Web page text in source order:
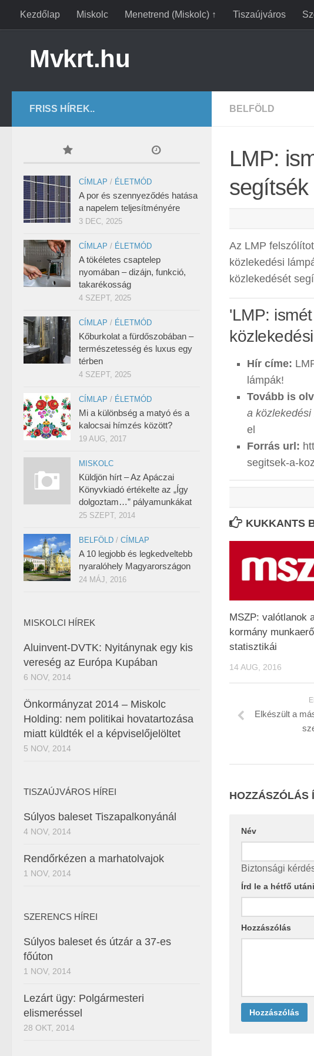
Kezdőlap Miskolc Menetrend (Miskolc) ↑ Tiszaújváros
Mvkrt.hu
BELFÖLD
LMP:
segítsék
Az LMP
közlekedési
közlekedését
'LMP:
Hír címe:
lámpák!
Tovább is
a közlekedési
el
Forrás url:
segitsek-a-
KUKKANTS
MSZP: valótlanok
kormány
statisztikái
14 AUG, 2016
Elkészült a
HOZZÁSZÓLÁS
Név
Biztonsági
Írd le a hétfő
Hozzászólás
FRISS HÍREK..
CÍMLAP / ÉLETMÓD
A por és szennyeződés hatása
a napelem teljesítményére
3 DEC, 2025
CÍMLAP / ÉLETMÓD
A tökéletes csaptelep
nyomában – dizájn, funkció,
takarékosság
4 SZEPT, 2025
CÍMLAP / ÉLETMÓD
Kőburkolat a fürdőszobában –
természetesség és luxus egy
térben
4 SZEPT, 2025
CÍMLAP / ÉLETMÓD
Mi a különbség a matyó és a
kalocsai hímzés között?
19 AUG, 2017
MISKOLC
Küldjön hírt – Az Apáczai
Könyvkiadó értékelte az „Így
dolgoztam…” pályamunkákat
25 SZEPT, 2014
BELFÖLD / CÍMLAP
A 10 legjobb és legkedveltebb
nyaralóhely Magyarországon
24 MÁJ, 2016
MISKOLCI HÍREK
Aluinvent-DVTK: Nyitánynak egy kis
vereség az Európa Kupában
6 NOV, 2014
Önkormányzat 2014 – Miskolc
Holding: nem politikai hovatartozása
miatt küldték el a képviselőjelöltet
5 NOV, 2014
TISZAÚJVÁROS HÍREI
Súlyos baleset Tiszapalkonyánál
4 NOV, 2014
Rendőrkézen a marhatolvajok
1 NOV, 2014
SZERENCS HÍREI
Súlyos baleset és útzár a 37-es
főúton
1 NOV, 2014
Lezárt ügy: Polgármesteri
elismeréssel
28 OKT, 2014